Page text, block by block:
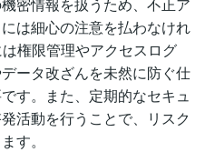
は細心の注意を払わなけれ
権限管理やアクセスログ
ータ改ざんを未然に防ぐ仕
す。また、定期的なセキュ
活動を行うことで、リスク
す。